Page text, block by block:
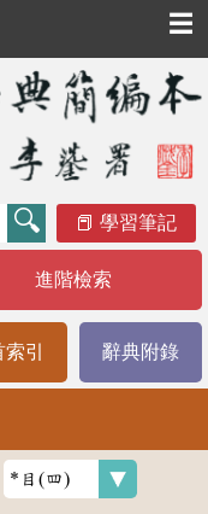
☰
學習筆記
進階檢索
引 辭典附錄